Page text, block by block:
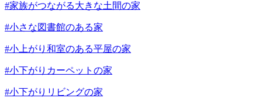
#家族がつながる大きな土間の家
#小さな図書館のある家
#小上がり和室のある平屋の家
#小下がりカーペットの家
#小下がりリビングの家